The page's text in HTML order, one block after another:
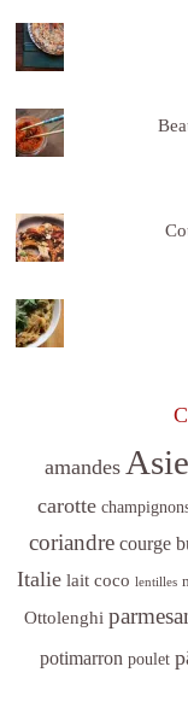
amandes Asie
carotte
coriandre courge
Italie lait coco lentilles
Ottolenghi
potimarron poulet